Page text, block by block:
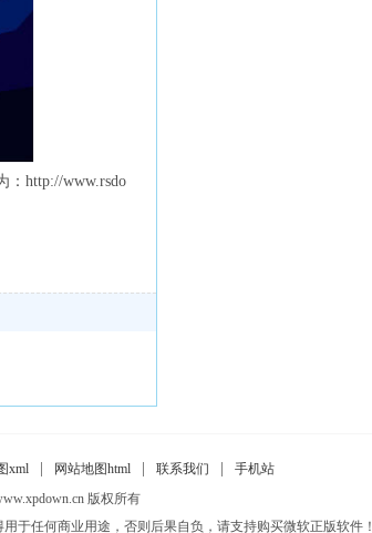
：http://www.rsdo
xml 网站地图html 联系我们
手机站
版权所有
于任何商业用途，否则后果自负，请支持购买微软正版软件！